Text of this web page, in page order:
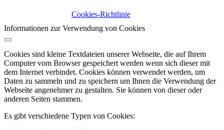
Cookies-Richtlinie
Informationen zur Verwendung von Cookies
Cookies sind kleine Textdateien unserer Webseite, die auf Ihrem
Computer vom Browser gespeichert werden wenn sich dieser mit
dem Internet verbindet. Cookies können verwendet werden, um
Daten zu sammeln und zu speichern um Ihnen die Verwendung der
Webseite angenehmer zu gestalten. Sie können von dieser oder
anderen Seiten stammen.
Es gibt verschiedene Typen von Cookies: